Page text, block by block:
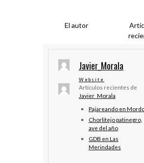
El autor
Javier_Morala
Website
Artículos recientes de
Javier_Morala
Pajareando en
Chorlitejo patinegro,
ave del año
GDB en Las
Merindades